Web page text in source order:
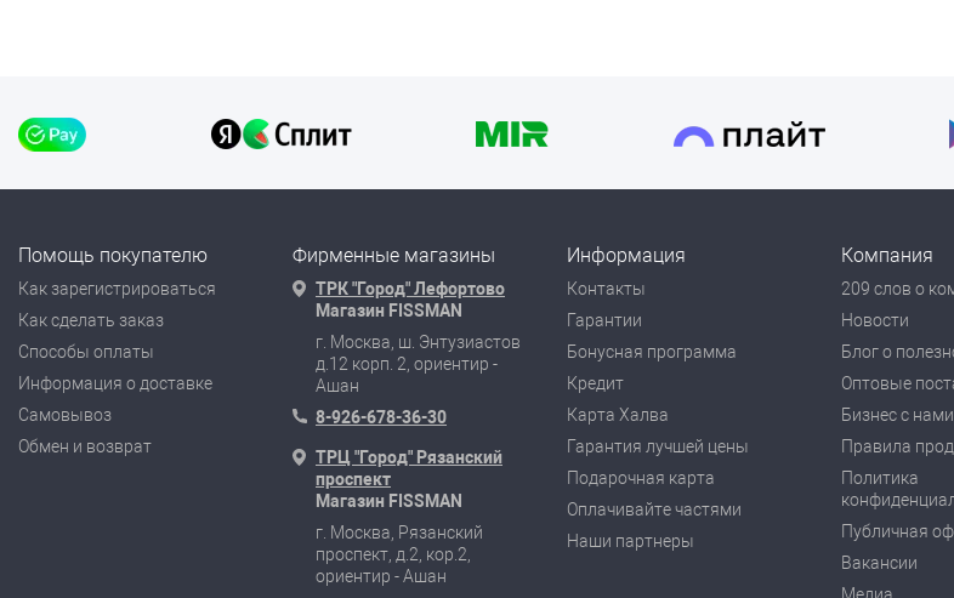
Помощь покупателю
Как зарегистрироваться
Как сделать заказ
Способы оплаты
Информация о доставке
Самовывоз
Обмен и возврат
Фирменные магазины
ТРК "Город" Лефортово
Магазин FISSMAN
г. Москва, ш. Энтузиастов
д.12 корп. 2, ориентир -
Ашан
8-926-678-36-30
ТРЦ "Город" Рязанский
проспект
Магазин FISSMAN
г. Москва, Рязанский
проспект, д.2, кор.2,
ориентир - Ашан
Информация
Контакты
Гарантии
Бонусная программа
Кредит
Карта Халва
Гарантия лучшей цены
Подарочная карта
Оплачивайте частями
Наши партнеры
Компания
209 слов о
Новости
Блог о
Оптовые
Бизнес с нами
Правила
Политика
Публичная
Вакансии